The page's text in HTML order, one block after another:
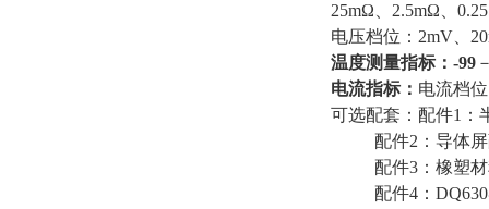
25mΩ、2.5mΩ、
电压档位：2mV、
温度测量指标： -99
电流指标： 电流档
可选配套：配件1：
配件2：导体屏蔽
配件3：橡塑材
配件4：DQ630